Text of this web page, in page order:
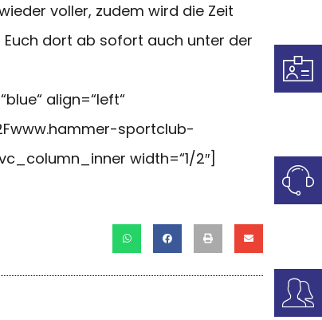
voller, zudem wird die Zeit
dort ab sofort auch unter der
align=“left“
sportclub-
width=“1/2″]